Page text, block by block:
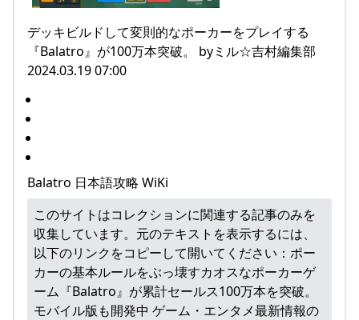
デッキビルドして変則的なポーカーをプレイする
『Balatro』が100万本突破。 byミル☆吉村編集部
2024.03.19 07:00
Balatro 日本語攻略 WiKi
このサイトはコレクションに関連する記事のみを
収集しています。元のテキストを表示するには、
以下のリンクをコピーして開いてください： ポー
カーの基本ルールをぶっ壊すカオスなポーカーゲ
ーム『Balatro』が累計セールス100万本を突破。
モバイル版も開発中 ゲーム・エンタメ最新情報の